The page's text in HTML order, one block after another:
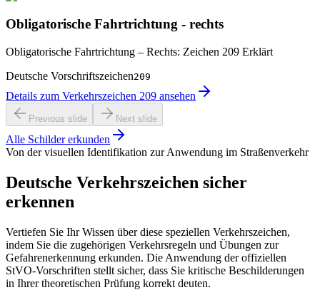
Obligatorische Fahrtrichtung - rechts
Obligatorische Fahrtrichtung – Rechts: Zeichen 209 Erklärt
Deutsche Vorschriftszeichen209
Details zum Verkehrszeichen 209 ansehen
Previous slide Next slide
Alle Schilder erkunden
Von der visuellen Identifikation zur Anwendung im Straßenverkehr
Deutsche Verkehrszeichen sicher
erkennen
Vertiefen Sie Ihr Wissen über diese speziellen Verkehrszeichen,
indem Sie die zugehörigen Verkehrsregeln und Übungen zur
Gefahrenerkennung erkunden. Die Anwendung der offiziellen
StVO-Vorschriften stellt sicher, dass Sie kritische Beschilderungen
in Ihrer theoretischen Prüfung korrekt deuten.